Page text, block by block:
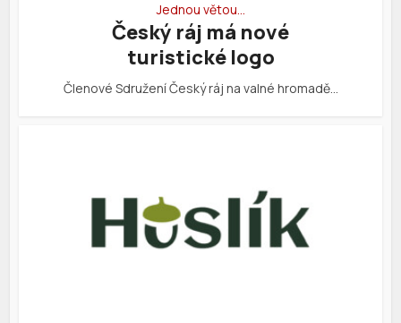
Jednou větou…
Český ráj má nové
turistické logo
Členové Sdružení Český ráj na valné hromadě…